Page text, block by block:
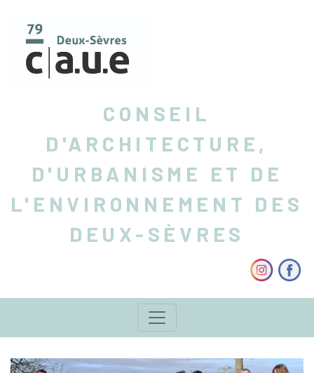
CONSEIL
D'ARCHITECTURE,
D'URBANISME ET DE
L'ENVIRONNEMENT DES
DEUX-SÈVRES